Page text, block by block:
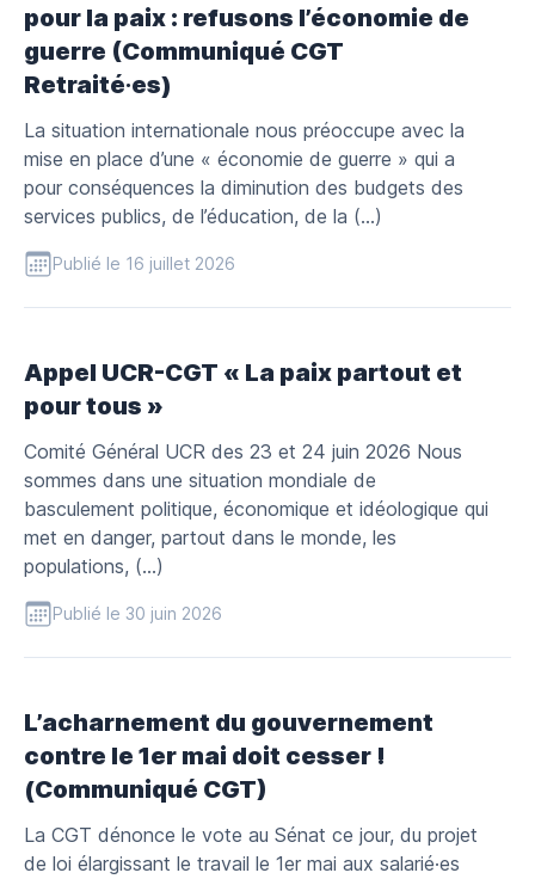
pour la paix : refusons l’économie de
guerre (Communiqué CGT
Retraité∙es)
La situation internationale nous préoccupe avec la
mise en place d’une « économie de guerre » qui a
pour conséquences la diminution des budgets des
services publics, de l’éducation, de la (…)
Publié le 16 juillet 2026
Appel UCR-CGT « La paix partout et
pour tous »
Comité Général UCR des 23 et 24 juin 2026 Nous
sommes dans une situation mondiale de
basculement politique, économique et idéologique qui
met en danger, partout dans le monde, les
populations, (…)
Publié le 30 juin 2026
L’acharnement du gouvernement
contre le 1er mai doit cesser !
(Communiqué CGT)
La CGT dénonce le vote au Sénat ce jour, du projet
de loi élargissant le travail le 1er mai aux salarié·es